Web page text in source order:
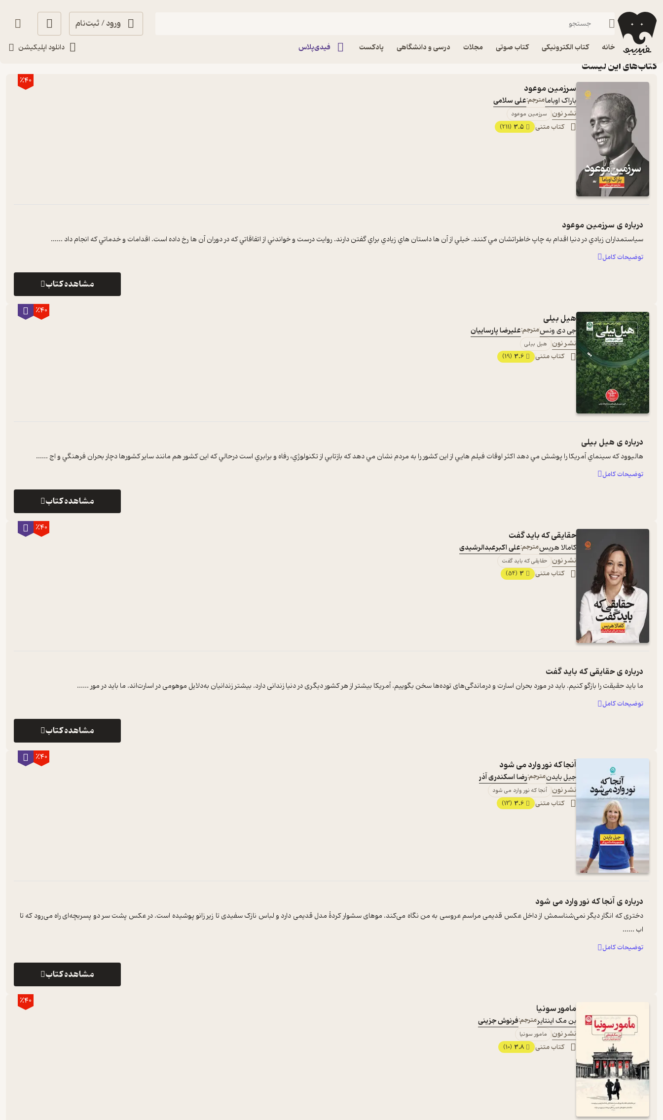
ورود / ثبت‌نام
خانه کتاب الکترونیکی کتاب صوتی مجلات درسی و دانشگاهی پادکست فیدی‌پلاس دانلود اپلیکیشن
از زندگی دیگران خواندن
کتاب‌های این لیست
٪40
سرزمین موعود
باراک اوبامامترجم:علی سلامی
نشر نون
سرزمین موعود
کتاب متنی 3.5
(211)
درباره ی سرزمین موعود
سياستمداران زيادي در دنيا اقدام به چاپ خاطراتشان مي کنند. خيلي از آن ها داستان هاي زيادي براي گفتن دارند. روايت درست و خواندني از اتفاقاتي که در دوران آن ها رخ داده است. اقدامات و خدماتي که انجام داد ......
توضیحات کامل
مشاهده کتاب
٪40
هیل بیلی
جی دی ونسمترجم:علیرضا پارساییان
نشر نون
هیل بیلی
کتاب متنی 3.6
(19)
درباره ی هیل بیلی
هاليوود که سينماي آمريکا را پوشش مي دهد اکثر اوقات فيلم هايي از اين کشور را به مردم نشان مي دهد که بازتابي از تکنولوژي، رفاه و برابري است درحالي که اين کشور هم مانند ساير کشورها دچار بحران فرهنگي و اج ......
توضیحات کامل
مشاهده کتاب
٪40
حقایقی که باید گفت
کامالا هریسمترجم:علی اکبرعبدالرشیدی
نشر نون حقایقی که باید گفت
کتاب متنی 3
(54)
درباره یحقایقی که باید گفت
ما باید حقیقت را بازگو کنیم. باید در مورد بحران اسارت و درماندگی‌های توده‌ها سخن بگوییم. آمریکا بیشتر از هر کشور دیگری در دنیا زندانی دارد. بیشتر زندانیان به‌دلایل موهومی در اسارت‌اند. ما باید در مور ......
توضیحات کامل
مشاهده کتاب
٪40
آنجا که نور وارد می شود
جیل بایدنمترجم:رضا اسکندری آذر
نشر نون
آنجا که نور وارد می شود
کتاب متنی 3.6
(13)
درباره ی آنجا که نور وارد می شود
دختری که انگار دیگر نمی‌شناسمش از داخل عکس قدیمی مراسم عروسی به من نگاه می‌کند. موهای سشوار کردۀ مدل قدیمی دارد و لباس نازک سفیدی تا زیر زانو پوشیده است. در عکس پشت سر دو پسربچه‌ای راه می‌رود که تا
اب ......
توضیحات کامل
مشاهده کتاب
٪40
مامور سونیا
بن مک اینتایرمترجم:فرنوش جزینی
نشر نون
مامور سونیا
کتاب متنی 3.8
(10)